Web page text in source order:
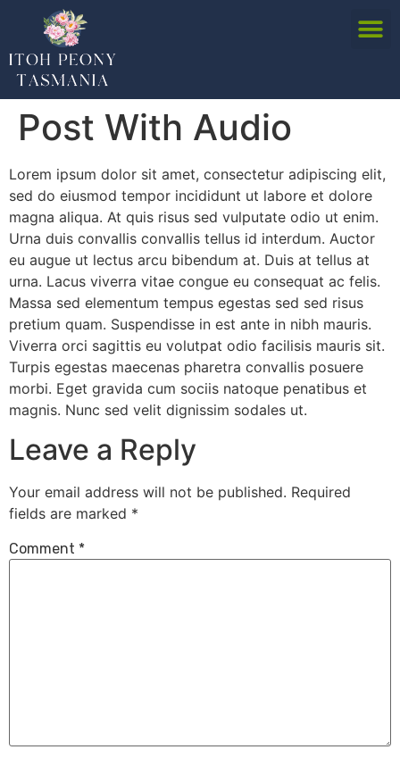
Post With Audio
Lorem ipsum dolor sit amet, consectetur adipiscing elit,
sed do eiusmod tempor incididunt ut labore et dolore
magna aliqua. At quis risus sed vulputate odio ut enim.
Urna duis convallis convallis tellus id interdum. Auctor
eu augue ut lectus arcu bibendum at. Duis at tellus at
urna. Lacus viverra vitae congue eu consequat ac felis.
Massa sed elementum tempus egestas sed sed risus
pretium quam. Suspendisse in est ante in nibh mauris.
Viverra orci sagittis eu volutpat odio facilisis mauris sit.
Turpis egestas maecenas pharetra convallis posuere
morbi. Eget gravida cum sociis natoque penatibus et
magnis. Nunc sed velit dignissim sodales ut.
Leave a Reply
Your email address will not be published. Required
fields are marked *
Comment *